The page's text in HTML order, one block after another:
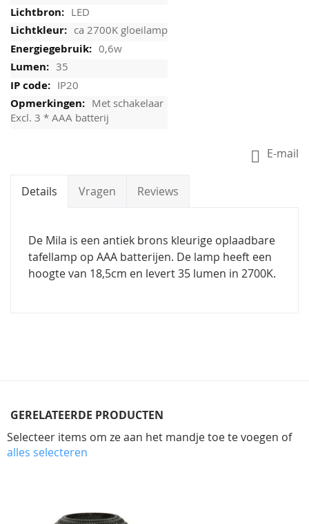
LED
ca 2700K gloeilamp
0,6w
35
IP20
Met schakelaar
Excl. 3 * AAA batterij
E-mail
Details Vragen Reviews
De Mila is een antiek brons kleurige oplaadbare
tafellamp op AAA batterijen. De lamp heeft een
hoogte van 18,5cm en levert 35 lumen in 2700K.
GERELATEERDE PRODUCTEN
Selecteer items om ze aan het mandje toe te voegen of
alles selecteren